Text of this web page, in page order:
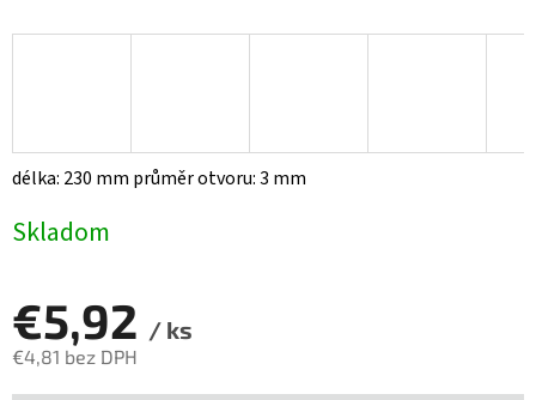
délka: 230 mm průměr otvoru: 3 mm
Skladom
€5,92 / ks
€4,81 bez DPH